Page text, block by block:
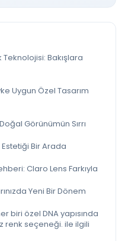
Teknolojisi: Bakışlara
Uygun Özel Tasarım
Görünümün Sırrı
Estetiği Bir Arada
Claro Lens Farkıyla
Yeni Bir Dönem
biri özel DNA yapısında
renk seçeneği. ile ilgili